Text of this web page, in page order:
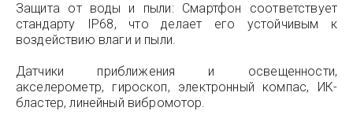
Защита от воды и пыли: Смартфон соответствует
стандарту IP68, что делает его устойчивым к
воздействию влаги и пыли.
Датчики приближения и освещенности,
акселерометр, гироскоп, электронный компас, ИК-
бластер, линейный вибромотор.